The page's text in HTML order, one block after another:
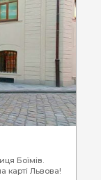
Боїмів.
карті Львова!